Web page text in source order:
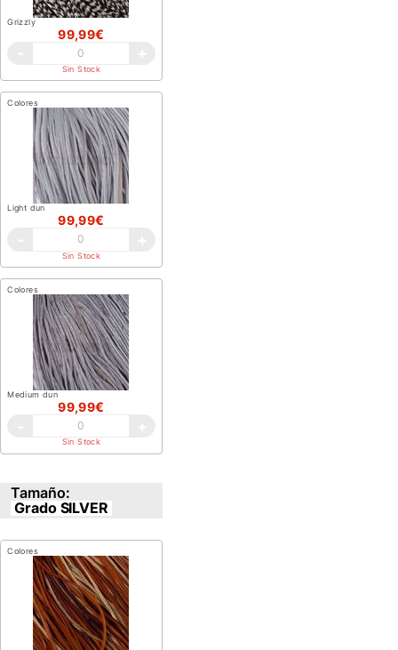
Grizzly
99,99€
Sin Stock
Colores
Light dun
99,99€
Sin Stock
Colores
Medium dun
99,99€
Sin Stock
Tamaño:
Grado SILVER
Colores